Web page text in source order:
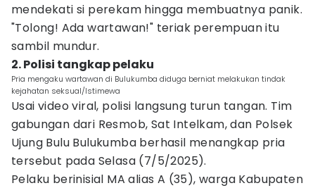
mendekati si perekam hingga membuatnya panik.
"Tolong! Ada wartawan!" teriak perempuan itu
sambil mundur.
2. Polisi tangkap pelaku
Pria mengaku wartawan di Bulukumba diduga berniat melakukan tindak
kejahatan seksual/Istimewa
Usai video viral, polisi langsung turun tangan. Tim
gabungan dari Resmob, Sat Intelkam, dan Polsek
Ujung Bulu Bulukumba berhasil menangkap pria
tersebut pada Selasa (7/5/2025).
Pelaku berinisial MA alias A (35), warga Kabupaten